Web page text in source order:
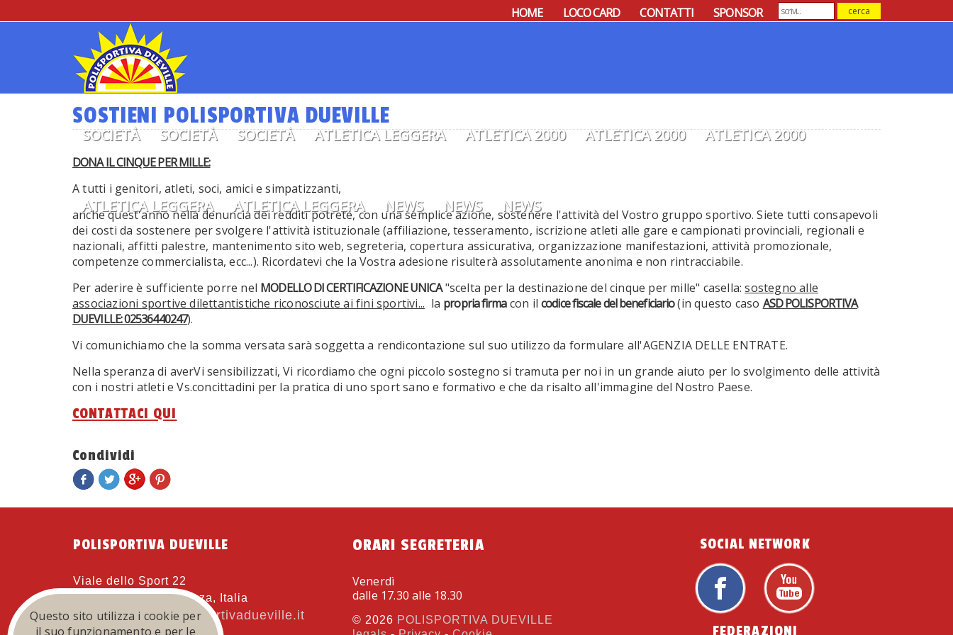
HOME LOCO CARD CONTATTI SPONSOR
SOCIETÀ SOCIETÀ SOCIETÀ ATLETICA LEGGERA ATLETICA 2000 ATLETICA 2000 ATLETICA 2000
ATLETICA LEGGERA ATLETICA LEGGERA NEWS NEWS NEWS
SOSTIENI POLISPORTIVA DUEVILLE
DONA IL CINQUE PER MILLE:
A tutti i genitori, atleti, soci, amici e simpatizzanti,
anche quest'anno nella denuncia dei redditi potrete, con una semplice azione, sostenere l'attività del Vostro gruppo sportivo. Siete tutti consapevoli
dei costi da sostenere per svolgere l'attività istituzionale (affiliazione, tesseramento, iscrizione atleti alle gare e campionati provinciali, regionali e
nazionali, affitti palestre, mantenimento sito web, segreteria, copertura assicurativa, organizzazione manifestazioni, attività promozionale,
competenze commercialista, ecc...). Ricordatevi che la Vostra adesione risulterà assolutamente anonima e non rintracciabile.
Per aderire è sufficiente porre nel MODELLO DI CERTIFICAZIONE UNICA"scelta per la destinazione del cinque per mille" casella:sostegno alle
associazioni sportive dilettantistiche riconosciute ai fini sportivi... la propria firmacon ilcodice fiscale del beneficiario(in questo caso ASD POLISPORTIVA
DUEVILLE: 02536440247).
Vi comunichiamo che la somma versata sarà soggetta a rendicontazione sul suo utilizzo da formulare all'AGENZIA DELLE ENTRATE.
Nella speranza di averVi sensibilizzati, Vi ricordiamo che ogni piccolo sostegno si tramuta per noi in un grande aiuto per lo svolgimento delle attività
con i nostri atleti e Vs.concittadini per la pratica di uno sport sano e formativo e che da risalto all'immagine del Nostro Paese.
CONTATTACI QUI
Condividi
POLISPORTIVA DUEVILLE
Viale dello Sport 22
36031 Dueville, Vicenza, Italia
eMail:atletica@polisportivadueville.it
ORARI SEGRETERIA
Venerdì
dalle 17.30 alle 18.30
© 2026 POLISPORTIVA DUEVILLE
SOCIAL NETWORK
FEDERAZIONI
Questo sito utilizza i cookie per
il suo funzionamento e per le